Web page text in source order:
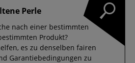
Perle
nach einer bestimmten
Produkt?
es zu denselben fairen
Garantiebedingungen zu